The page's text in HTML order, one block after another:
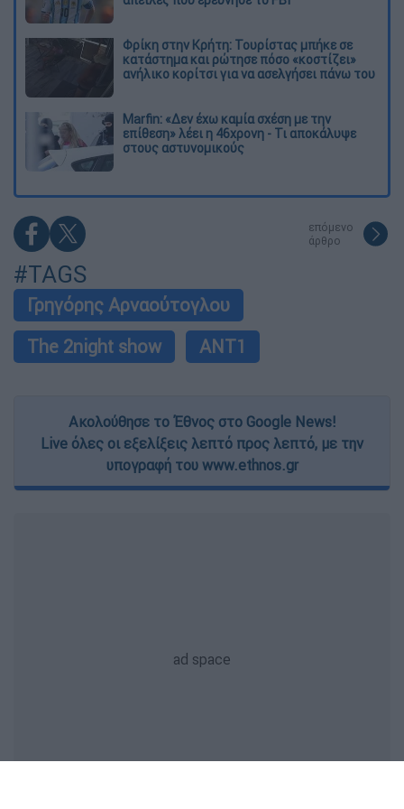
Φρίκη στην Κρήτη: Τουρίστας μπήκε σε
κατάστημα και ρώτησε πόσο «κοστίζει»
ανήλικο κορίτσι για να ασελγήσει πάνω του
Marfin: «Δεν έχω καμία σχέση με την
επίθεση» λέει η 46χρονη - Τι αποκάλυψε
στους αστυνομικούς
επόμενο
άρθρο
#TAGS
Γρηγόρης Αρναούτογλου
The 2night show
ANT1
Ακολούθησε το Έθνος στο Google News!
Live όλες οι εξελίξεις λεπτό προς λεπτό, με την
υπογραφή του www.ethnos.gr